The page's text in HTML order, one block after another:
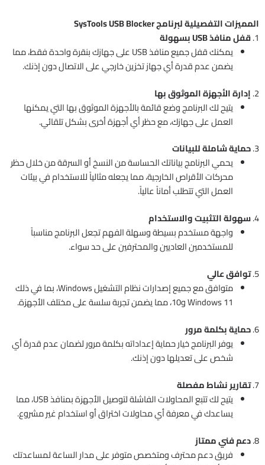
المميزات التفصيلية لبرنامج SysTools USB Blocker
1. قفل منافذ USB بسهولة
يمكنك قفل جميع منافذ USB على جهازك بنقرة واحدة فقط، مما
يضمن عدم قدرة أي جهاز تخزين خارجي على الاتصال دون إذنك.
2. إدارة الأجهزة الموثوق بها
يتيح لك البرنامج وضع قائمة بالأجهزة الموثوق بها التي يمكنها
العمل على جهازك، مع حظر أي أجهزة أخرى بشكل تلقائي.
3. حماية شاملة للبيانات
يحمي البرنامج بياناتك الحساسة من النسخ أو السرقة من خلال حظر
محركات الأقراص الخارجية، مما يجعله مثالياً للاستخدام في بيئات
العمل التي تتطلب أماناً عالياً.
4. سهولة التثبيت والاستخدام
واجهة مستخدم بسيطة وسهلة الفهم تجعل البرنامج مناسباً
للمستخدمين العاديين والمحترفين على حد سواء.
5. توافق عالي
متوافق مع جميع إصدارات نظام التشغيل Windows، بما في ذلك
Windows 11 و10، مما يضمن تجربة سلسة على مختلف الأجهزة.
6. حماية بكلمة مرور
يوفر البرنامج خيار حماية إعداداته بكلمة مرور لضمان عدم قدرة أي
شخص على تعديلها دون إذنك.
7. تقارير نشاط مفصلة
يتيح لك تتبع المحاولات الفاشلة لتوصيل الأجهزة بمنافذ USB، مما
يساعدك في معرفة أي محاولات اختراق أو استخدام غير مشروع.
8. دعم فني ممتاز
فريق دعم محترف ومتخصص متوفر على مدار الساعة لمساعدتك